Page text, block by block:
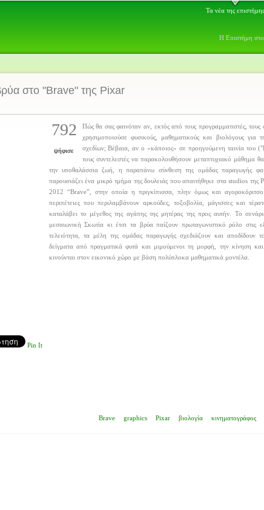
Τα νέα της επιστήμης
Η Επιστήμη
στο "Brave" της Pixar
792
ψήφισε
Πώς θα σας φαινόταν αν, εκτός από τους προγραμματιστές, τους
χρησιμοποιούσε φυσικούς, μαθηματικούς και βιολόγους για
σχεδίων; Βέβαια, αν ο «κάποιος» σε προηγούμενη ταινία του
τους συντελεστές να παρακολουθήσουν μεταπτυχιακό μάθημα
την υποθαλάσσια ζωή, η παραπάνω σύνθεση της ομάδας παραγωγής
παρουσιάζει ένα μικρό τμήμα της δουλειάς που απαιτήθηκε στα studios της
2012 “Brave”, στην οποία η πριγκίπισσα, πλην όμως και
περιπέτειες που περιλαμβάνουν αρκούδες, τοξοβολία, μάγισσες και
καταλάβει το μέγεθος της αγάπης της μητέρας της προς αυτήν. Το
μεσαιωνική Σκωτία κι έτσι τα βρύα παίζουν πρωταγωνιστικό ρόλο στις
τελειότητα, τα μέλη της ομάδας παραγωγής σχεδιάζουν και αποδίδουν
δείγματα από πραγματικά φυτά και μιμούμενοι τη μορφή, την κίνηση
κινούνται στον εικονικό χώρο με βάση πολύπλοκα μαθηματικά μοντέλα.
Pin It
Brave
graphics Pixar βιολογία κινηματογράφος